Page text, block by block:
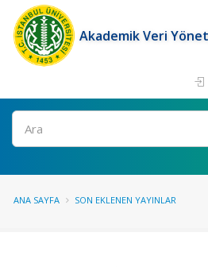
Akademik Veri
Ara
ANA SAYFA SON EKLENEN YAYINLAR